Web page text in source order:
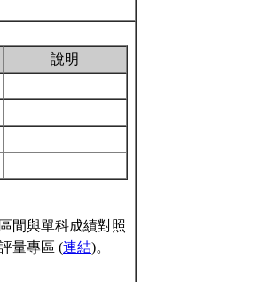
說明
間與單科成績對照
量專區 (連結)。